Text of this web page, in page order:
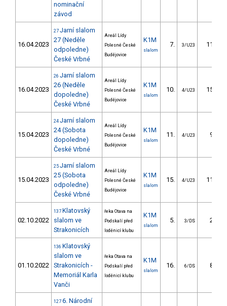
nominační
závod
16.04.2023
27 Jarní slalom
27 (Neděle
odpoledne)
České Vrbné
Areál Lídy
Polesné České
Budějovice
K1M
slalom
7. 3/U23 11.98
16.04.2023
26 Jarní slalom
26 (Neděle
dopoledne)
České Vrbné
Areál Lídy
Polesné České
Budějovice
K1M
slalom
10. 4/U23 15.21
15.04.2023
24 Jarní slalom
24 (Sobota
dopoledne)
České Vrbné
Areál Lídy
Polesné České
Budějovice
K1M
slalom
11. 4/U23 9.56
15.04.2023
25 Jarní slalom
25 (Sobota
odpoledne)
České Vrbné
Areál Lídy
Polesné České
Budějovice
K1M
slalom
15. 4/U23 11.98
02.10.2022
137 Klatovský
slalom ve
Strakonicích
řeka Otava na
Podskalí před
loděnicí klubu
K1M
slalom
5. 3/DS 2.95
01.10.2022
136 Klatovský
slalom ve
Strakonicích -
Memoriál Karla
Vanči
řeka Otava na
Podskalí před
loděnicí klubu
K1M
slalom
16. 6/DS 8.85
127 6. Národní